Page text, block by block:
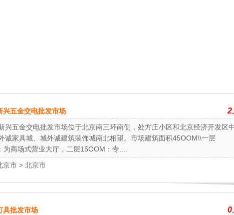
兴五金交电批发市场 2
兴五金交电批发市场位于北京南三环南侧，处方庄小区和北京经济开发区中
诚家具城、城外诚建筑装饰城南北相望。市场建筑面积45OOM\\一层
为商场式营业大厅，二层15OOM：专....
京市 > 北京市
具批发市场 0